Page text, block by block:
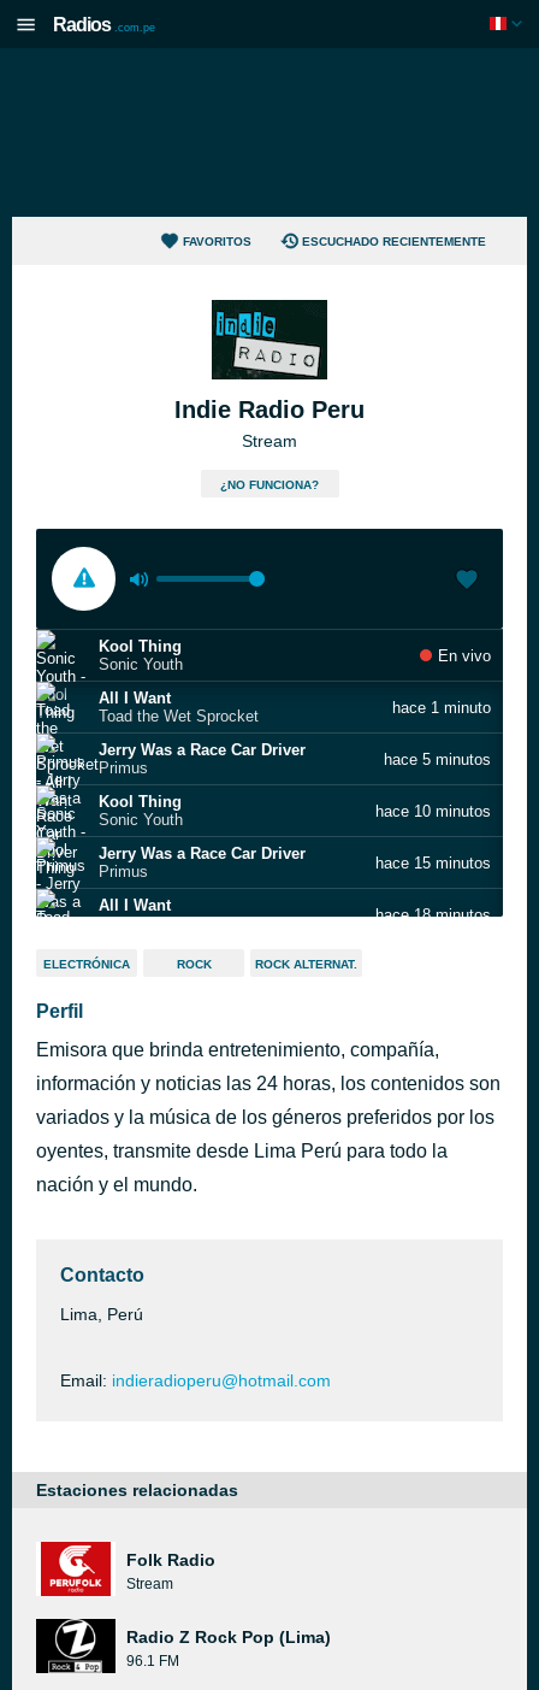
Radios .com.pe
FAVORITOS ESCUCHADO RECIENTEMENTE
Indie Radio Peru
Stream
¿NO FUNCIONA?
Kool Thing
Sonic Youth
En vivo
All I Want
Toad the Wet Sprocket
hace 1 minuto
Jerry Was a Race Car Driver
Primus
hace 5 minutos
Kool Thing
Sonic Youth
hace 10 minutos
Jerry Was a Race Car Driver
Primus
hace 15 minutos
All I Want
hace 18 minutos
Kool Thing
Buddy Holly
Weezer
Kool Thing
Sonic Youth
hace 37 minutos
ELECTRÓNICA ROCK ROCK ALTERNAT.
Perfil
Emisora que brinda entretenimiento, compañía,
información y noticias las 24 horas, los contenidos son
variados y la música de los géneros preferidos por los
oyentes, transmite desde Lima Perú para todo la
nación y el mundo.
Contacto
Lima, Perú
Email: indieradioperu@hotmail.com
Estaciones relacionadas
Folk Radio
Stream
Radio Z Rock Pop (Lima)
96.1 FM